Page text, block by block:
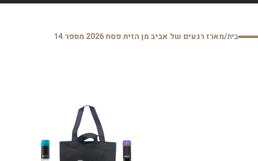
בית/מארז רגעים של אביב מן הזית פסח 2026 מספר 14